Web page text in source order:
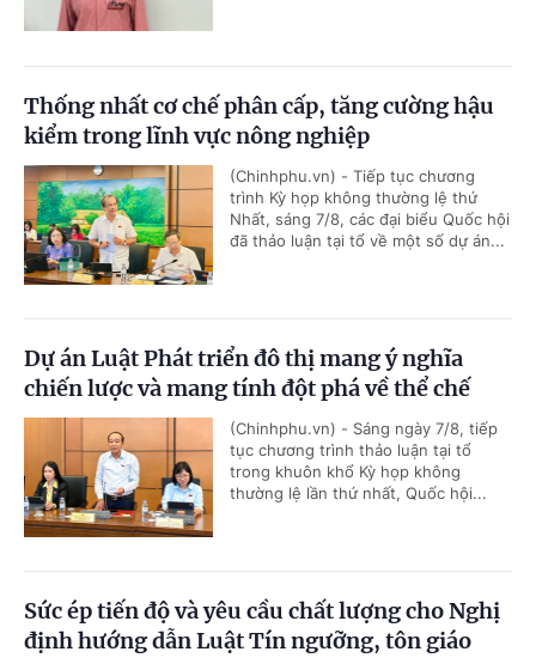
Thống nhất cơ chế phân cấp, tăng cường hậu
kiểm trong lĩnh vực nông nghiệp
(Chinhphu.vn) - Tiếp tục chương
trình Kỳ họp không thường lệ thứ
Nhất, sáng 7/8, các đại biểu Quốc hội
đã thảo luận tại tổ về một số dự án...
Dự án Luật Phát triển đô thị mang ý nghĩa
chiến lược và mang tính đột phá về thể chế
(Chinhphu.vn) - Sáng ngày 7/8, tiếp
tục chương trình thảo luận tại tổ
trong khuôn khổ Kỳ họp không
thường lệ lần thứ nhất, Quốc hội...
Sức ép tiến độ và yêu cầu chất lượng cho Nghị
định hướng dẫn Luật Tín ngưỡng, tôn giáo